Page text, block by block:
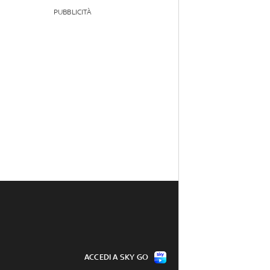
PUBBLICITÀ
ACCEDI A SKY GO